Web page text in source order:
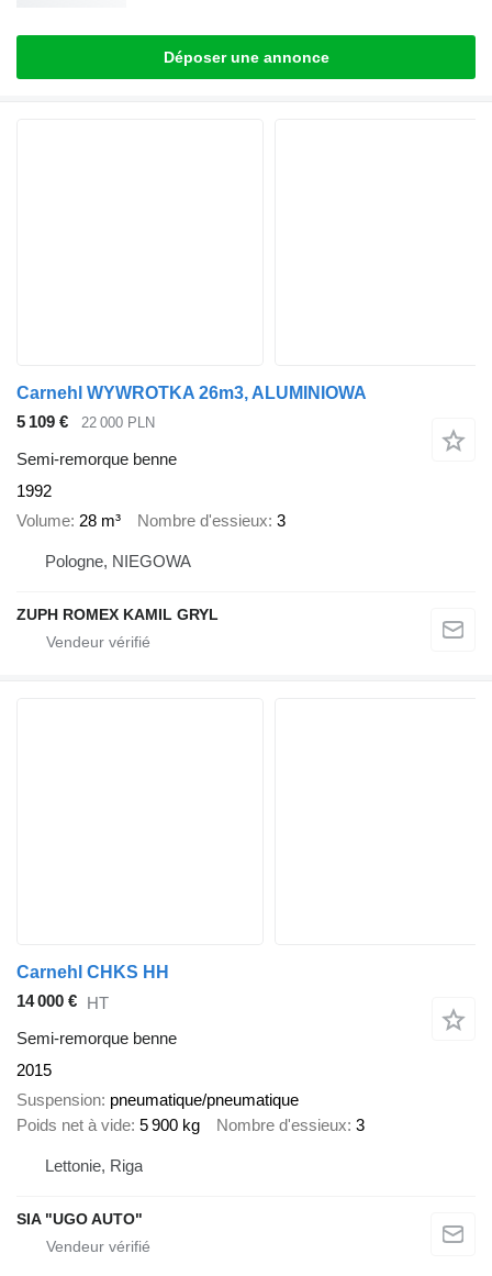
Déposer une annonce
Carnehl WYWROTKA 26m3, ALUMINIOWA
5 109 €
22 000 PLN
Semi-remorque benne
1992
Volume 28 m³ Nombre d'essieux 3
Pologne, NIEGOWA
ZUPH ROMEX KAMIL GRYL
Carnehl CHKS HH
14 000 € HT
Semi-remorque benne
2015
Suspension pneumatique/pneumatique
Poids net à vide 5 900 kg Nombre d'essieux 3
Lettonie, Riga
SIA "UGO AUTO"